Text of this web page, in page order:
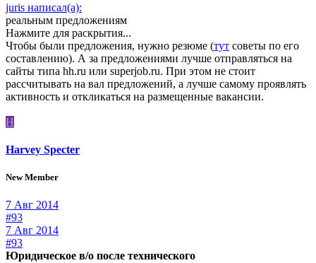
juris написал(а):
реальным предложениям
Нажмите для раскрытия...
Чтобы были предложения, нужно резюме (тут советы по его
составлению). А за предложениями лучше отправляться на
сайты типа hh.ru или superjob.ru. При этом не стоит
рассчитывать на вал предложений, а лучше самому проявлять
активность и откликаться на размещенные вакансии.
H
Harvey Specter
New Member
7 Авг 2014
#93
7 Авг 2014
#93
Юридическое в/о после технического